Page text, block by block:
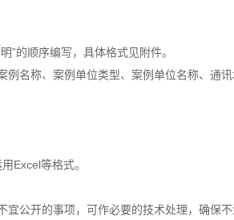
”的顺序编写，具体格式见附件。
名称、案例单位类型、案例单位名称、通
Excel等格式。
公开的事项，可作必要的技术处理，确保